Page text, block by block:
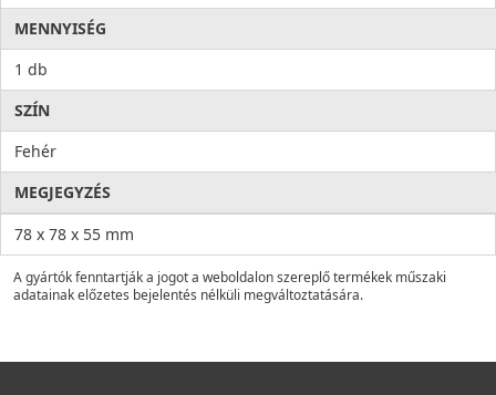
MENNYISÉG
1 db
SZÍN
Fehér
MEGJEGYZÉS
78 x 78 x 55 mm
A gyártók fenntartják a jogot a weboldalon szereplő termékek műszaki
adatainak előzetes bejelentés nélküli megváltoztatására.